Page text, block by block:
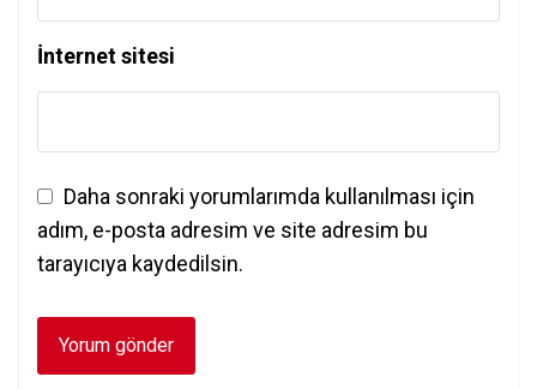
İnternet sitesi
Daha sonraki yorumlarımda kullanılması için
adım, e-posta adresim ve site adresim bu
tarayıcıya kaydedilsin.